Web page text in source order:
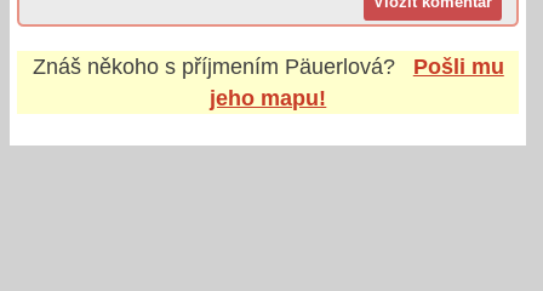
Znáš někoho s příjmením Päuerlová?
Pošli mu
jeho mapu!